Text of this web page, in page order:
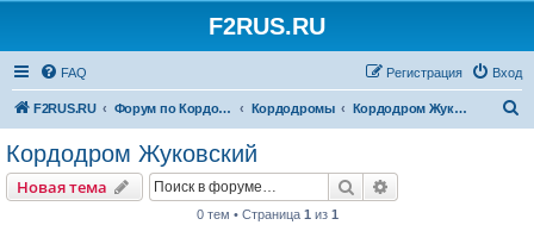
F2RUS.RU
FAQ Вход
Регистрация
F2RUS.RU Форум по Кордовым моделям Кордодромы Кордодром Жуковский
Кордодром Жуковский
Новая тема
Новаятема Поиск
0 тем • Страница 1 из 1